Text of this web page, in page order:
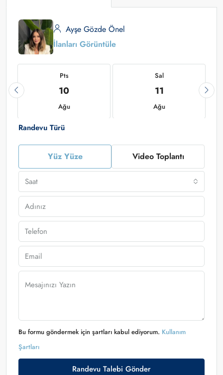
Ayşe Gözde Önel
İlanları Görüntüle
Pts
10
Ağu
Sal
11
Ağu
Randevu Türü
Yüz Yüze Video Toplantı
Saat
Bu formu göndermek için şartları kabul ediyorum. Kullanım
Şartları
Randevu Talebi Gönder